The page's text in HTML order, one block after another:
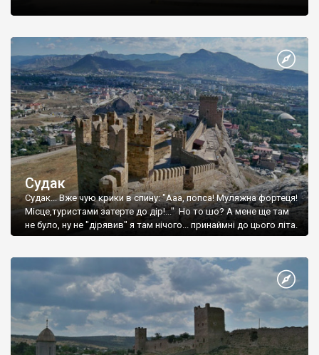
Судак
Судак... Вже чую крики в спину: "Ааа, попса! Муляжна фортеця!
Місце,туристами затерте до дір!..." Но то шо? А мене ще там
не було, ну не "дірявив" я там нічого... принаймні до цього літа.